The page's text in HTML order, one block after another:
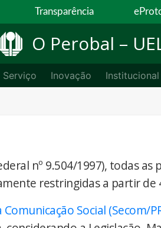
Transparência
O Perobal –
Serviço Inovação Institucional
nº 9.504/1997), todas
restringidas a partir de
Social (Secom/